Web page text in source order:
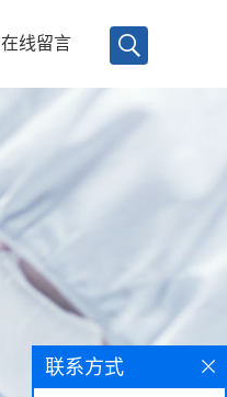
在线留言
联系方式